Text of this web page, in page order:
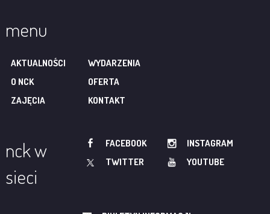
menu
AKTUALNOŚCI
WYDARZENIA
O NCK
OFERTA
ZAJĘCIA
KONTAKT
nck w
sieci
FACEBOOK
INSTAGRAM
TWITTER
YOUTUBE